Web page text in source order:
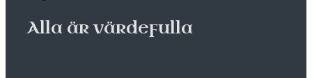
Alla är värdefulla